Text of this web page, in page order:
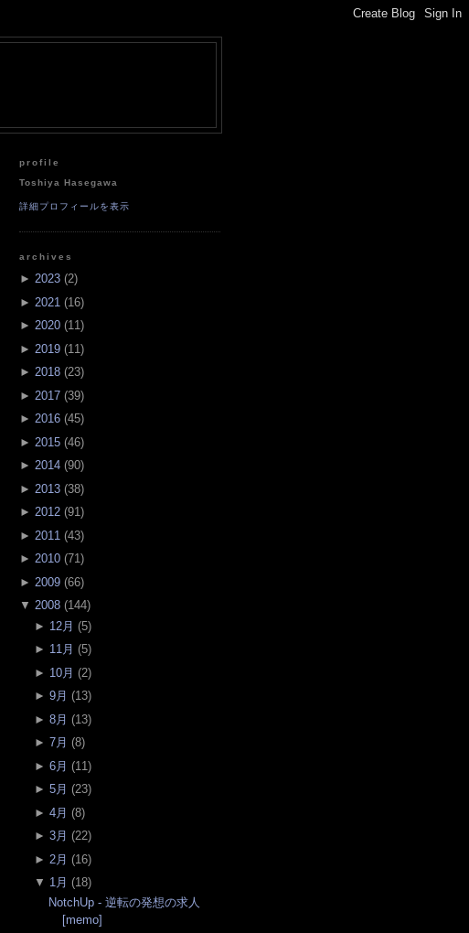
profile
Toshiya Hasegawa
詳細プロフィールを表示
archives
► 2023 (2)
► 2021 (16)
► 2020 (11)
► 2019 (11 )
► 2018 (23)
► 2017 (39)
► 2016 (45)
► 2015 (46)
► 2014 (90)
► 2013 (38)
► 2012 (91)
► 2011 (43)
► 2010 (71)
► 2009 (66)
▼ 2008 (144)
► 12月 (5)
► 11月 (5)
► 10月 (2)
► 9月 (13)
► 8月 (13)
► 7月 (8)
► 6月 (11)
► 5月 (23)
► 4月 (8)
► 3月 (22)
► 2月 (16)
▼ 1月 (18)
NotchUp - 逆転の発想の求人
[memo]